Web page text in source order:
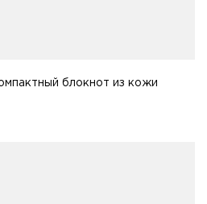
блокнот из кожи